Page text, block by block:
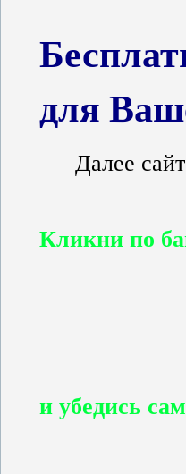
для
Далее
Кликни по
и убедись